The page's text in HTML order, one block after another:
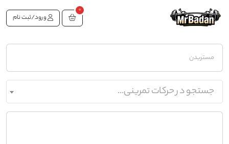
0
ورود/ثبت نام
مستربدن
جستجو در حرکات تمرینی...